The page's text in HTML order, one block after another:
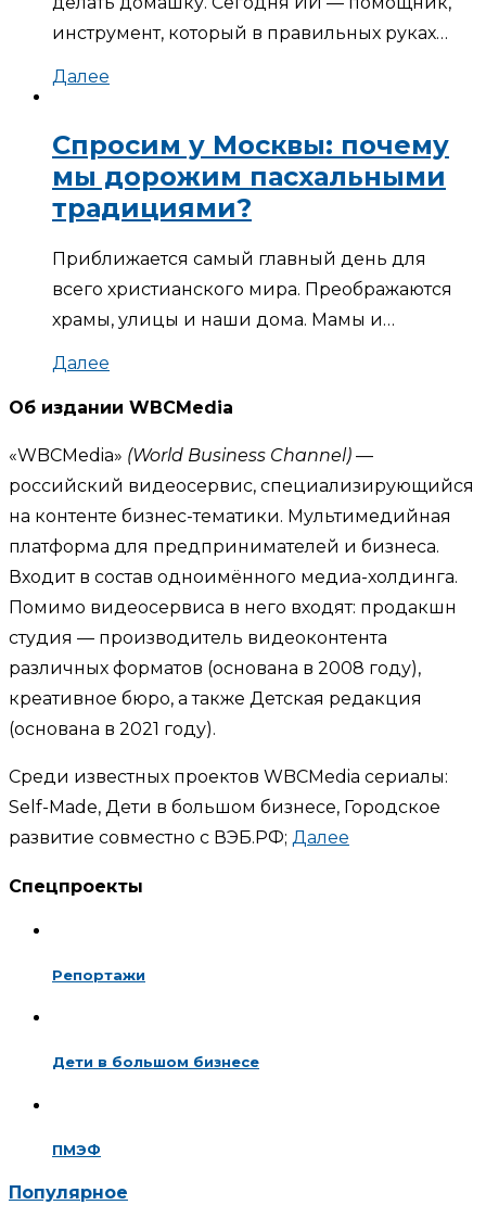
инструмент, который в правильных руках…
Далее
Спросим у Москвы: почему
мы дорожим пасхальными
традициями?
Приближается самый главный день для
всего христианского мира. Преображаются
храмы, улицы и наши дома. Мамы и…
Далее
Об издании WBCMedia
«WBCMedia» (World Business Channel) —
российский видеосервис, специализирующийся
на контенте бизнес-тематики. Мультимедийная
платформа для предпринимателей и бизнеса.
Входит в состав одноимённого медиа-холдинга.
Помимо видеосервиса в него входят: продакшн
студия — производитель видеоконтента
различных форматов (основана в 2008 году),
креативное бюро, а также Детская редакция
(основана в 2021 году).
Среди известных проектов WBCMedia сериалы:
Self-Made, Дети в большом бизнесе, Городское
развитие совместно с ВЭБ.РФ; Далее
Спецпроекты
Репортажи
Дети в большом бизнесе
ПМЭФ
Популярное